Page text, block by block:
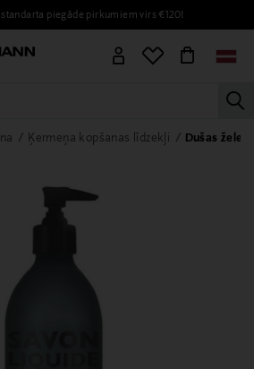
piegāde pirkumiem virs €120!
VĪRIEŠIEM BĒRNIEM MĀJAI
Ķermeņa kopšanas līdzekļi Dušas